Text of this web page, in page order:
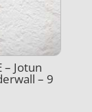
– Jotun
– 9